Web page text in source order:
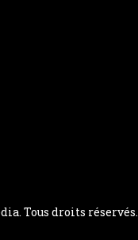
Tous droits réservés.